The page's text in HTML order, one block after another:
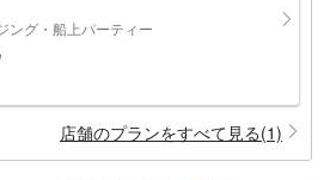
ング・船上パーティー
店舗のプランをすべて見る(1)